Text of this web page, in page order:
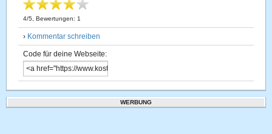
4/5 , Bewertungen: 1
› Kommentar schreiben
Code für deine Webseite:
WERBUNG